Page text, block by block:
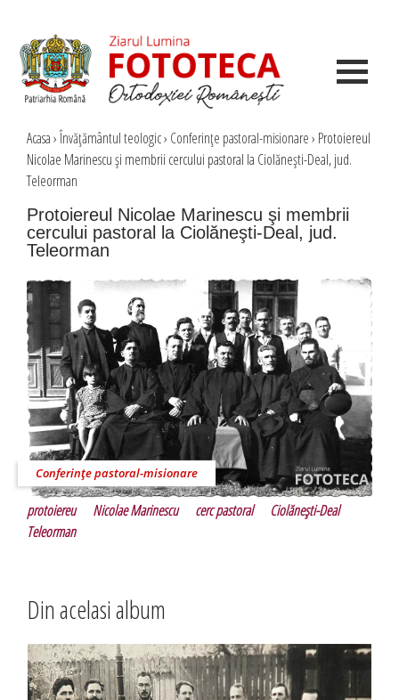
Acasa›Învăţământul teologic› Conferinţe pastoral-misionare› Protoiereul
Nicolae Marinescu şi membrii cercului pastoral la Ciolăneşti-Deal, jud.
Teleorman
Protoiereul Nicolae Marinescu şi membrii
cercului pastoral la Ciolăneşti-Deal, jud.
Teleorman
Conferinţe pastoral-misionare
protoiereu Nicolae Marinescu cerc pastoral
Ciolăneşti-Deal
Teleorman
Din acelasi album